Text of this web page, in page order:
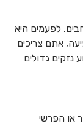
לפעמים היא
אתם צריכים
נזקים גדולים
או הפרשי